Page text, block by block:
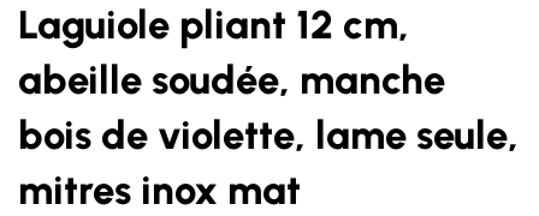
Laguiole pliant 12 cm,
abeille soudée, manche
bois de violette, lame seule,
mitres inox mat